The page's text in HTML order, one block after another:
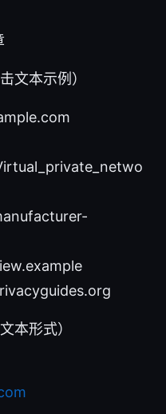
文本示例）
本形式）